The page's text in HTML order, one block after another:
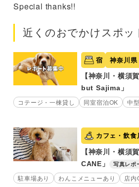
Special thanks!!
近くのおでかけスポッ
宿 神奈川県
【神奈川・横須
but Sajima」
コテージ・一棟貸し 同室宿泊OK 中
カフェ・飲食
【神奈川・横須
CANE」
写真レポ
駐車場あり わんこメニューあり 店内